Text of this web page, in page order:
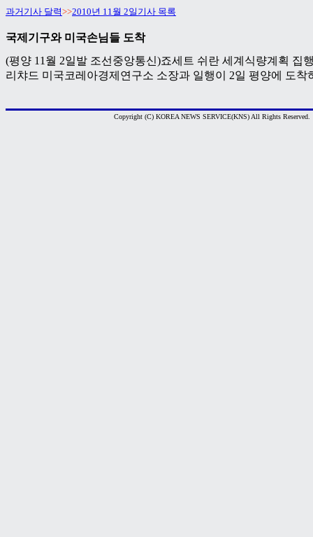
과거기사 달력>>2010년 11월 2일기사 목록
국제기구와 미국손님들 도착
(평양 11월 2일발 조선중앙통신)죠세트 쉬란 세계식량계획 집
리챠드 미국코레아경제연구소 소장과 일행이 2일 평양에 도착
Copyright (C) KOREA NEWS SERVICE(KNS) All Rights Reserved.